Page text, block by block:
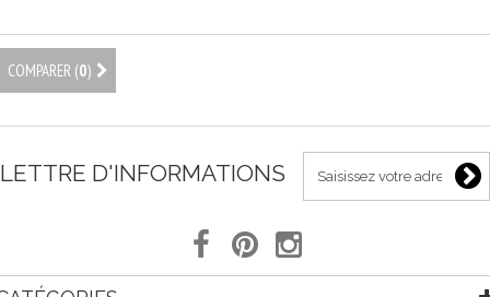
COMPARER (0)
LETTRE D'INFORMATIONS